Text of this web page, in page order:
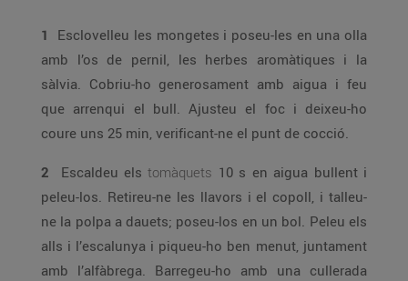
1
Esclovelleu les mongetes i poseu-les en una olla
amb l’os de pernil, les herbes aromàtiques i la
sàlvia. Cobriu-ho generosament amb aigua i feu
que arrenqui el bull. Ajusteu el foc i deixeu-ho
coure uns 25 min, verificant-ne el punt de cocció.
2 Escaldeu els tomàquets 10 s en aigua bullent i
peleu-los. Retireu-ne les llavors i el copoll, i talleu-
ne la polpa a dauets; poseu-los en un bol. Peleu els
alls i l’escalunya i piqueu-ho ben menut, juntament
amb l’alfàbrega. Barregeu-ho amb una cullerada